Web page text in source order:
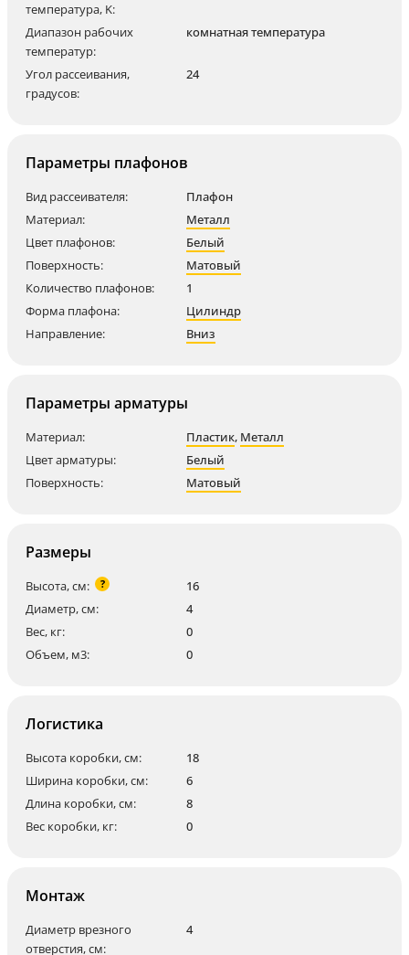
температура, K:
Диапазон рабочих
температур:
комнатная температура
Угол рассеивания,
градусов:
24
Параметры плафонов
Вид рассеивателя:
Плафон
Материал:
Металл
Цвет плафонов:
Белый
Поверхность:
Матовый
Количество плафонов:
1
Форма плафона:
Цилиндр
Направление:
Вниз
Параметры арматуры
Материал: Пластик, Металл
Цвет арматуры:
Белый
Поверхность:
Матовый
Размеры
Высота, см: ?
16
Диаметр, см:
4
Вес, кг:
0
Объем, м3:
0
Логистика
Высота коробки, см:
18
Ширина коробки, см:
6
Длина коробки, см:
8
Вес коробки, кг:
0
Монтаж
Диаметр врезного
отверстия, см:
4